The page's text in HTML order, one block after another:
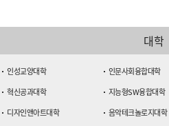
대학
인성교양대학 인문사회융합대학
혁신공과대학
지능형SW융합대학
디자인앤아트대학
음악테크놀로지대학